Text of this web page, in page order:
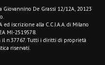
Giovannino De Grassi 12/12A, 20123
ed iscrizione alla C.C.I.A.A. di Milano
MI-2519578.
il n.37767. Tutti i diritti di proprietà
riservati.